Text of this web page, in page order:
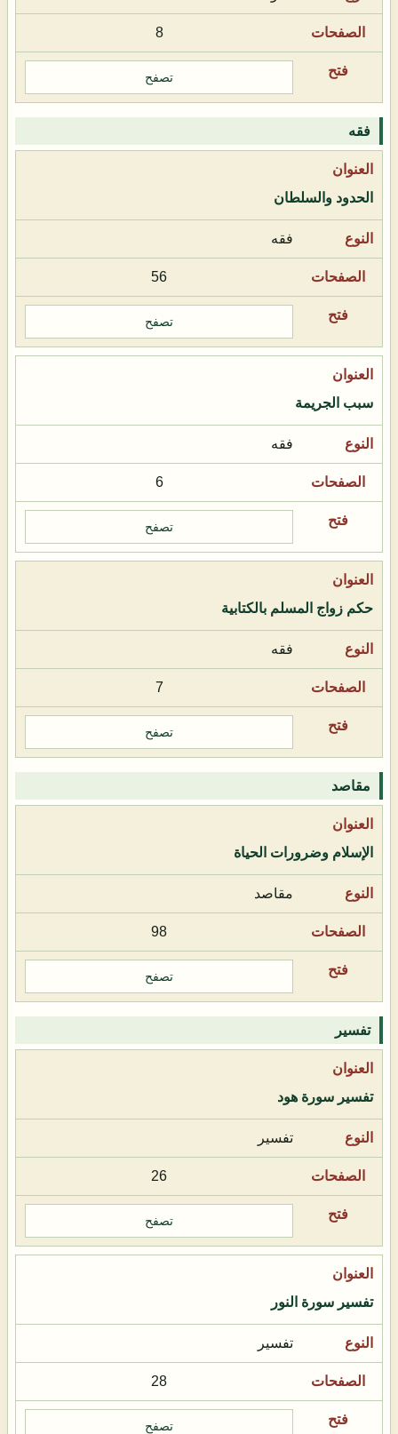
8
تصفح
فقه
الحدود والسلطان
فقه
56
تصفح
سبب الجريمة
فقه
6
تصفح
حكم زواج المسلم بالكتابية
فقه
7
تصفح
مقاصد
الإسلام وضرورات الحياة
مقاصد
98
تصفح
تفسير
تفسير سورة هود
تفسير
26
تصفح
تفسير سورة النور
تفسير
28
تصفح